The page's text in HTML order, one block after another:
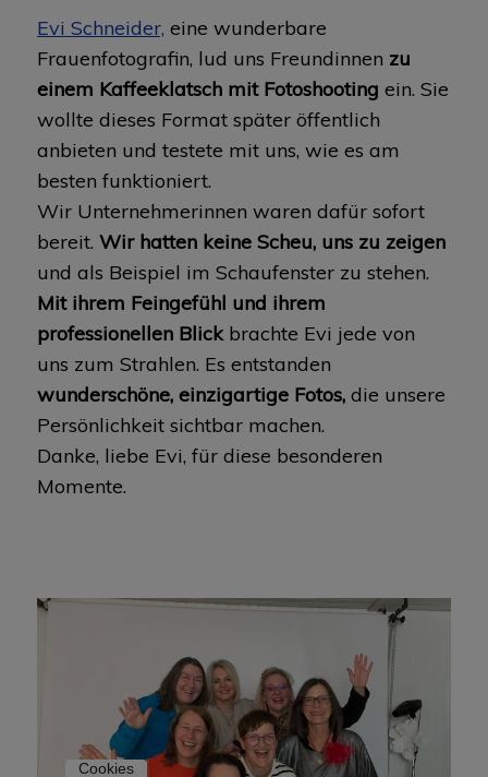
Evi Schneider, eine wunderbare
Frauenfotografin, lud uns Freundinnen zu
einem Kaffeeklatsch mit Fotoshooting ein. Sie
wollte dieses Format später öffentlich
anbieten und testete mit uns, wie es am
besten funktioniert.
Wir Unternehmerinnen waren dafür sofort
bereit. Wir hatten keine Scheu, uns zu zeigen
und als Beispiel im Schaufenster zu stehen.
Mit ihrem Feingefühl und ihrem
professionellen Blickbrachte Evi jede von
uns zum Strahlen. Es entstanden
wunderschöne, einzigartige Fotos,die unsere
Persönlichkeit sichtbar machen.
Danke, liebe Evi, für diese besonderen
Momente.
Cookies